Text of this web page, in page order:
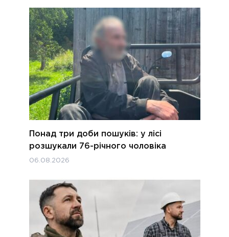
Понад три доби пошуків: у лісі
розшукали 76-річного чоловіка
06.08.2026